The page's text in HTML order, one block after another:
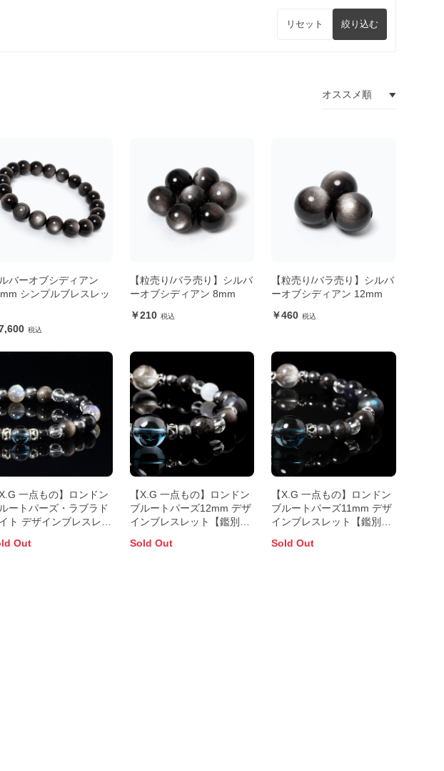
リセット 絞り込む
バーオブシディアン
シンプルブレスレッ
【粒売り/バラ売り】シルバ
ーオブシディアン 8mm
210
【粒売り/バラ売り】シルバ
ーオブシディアン 12mm
460
X.G 一点もの】ロンドン
ートパーズ・ラブラド
ト デザインブレスレッ
Out
【X.G 一点もの】ロンドン
ブルートパーズ12mm デザ
インブレスレット【鑑別書
Sold Out
【X.G 一点もの】ロンドン
ブルートパーズ11mm デザ
インブレスレット【鑑別書
Sold Out